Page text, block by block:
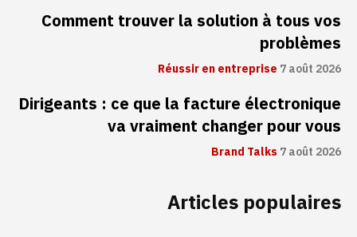
Comment trouver la solution à tous vos
problèmes
Réussir en entreprise 7 août 2026
Dirigeants : ce que la facture électronique
va vraiment changer pour vous
Brand Talks7 août 2026
Articles populaires